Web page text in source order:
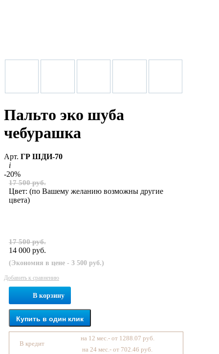
Пальто эко шуба
чебурашка
Арт. ГР ШДИ-70
i
-20%
17 500 руб.
Цвет: (по Вашему желанию возможны другие
цвета)
17 500 руб.
14 000 руб.
(Экономия в цене - 3 500 руб.)
Добавить к сравнению
В корзину
Купить в один клик
В кредит
на 12 мес.- от 1288.07 руб.
на 24 мес.- от 702.46 руб.